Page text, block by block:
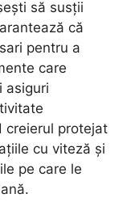
să susții
că
pentru a
care
asiguri
creierul protejat
cu viteză și
pe care le